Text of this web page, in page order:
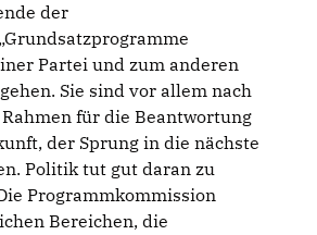
der
Partei und zum anderen
Sie sind vor allem nach
für die Beantwortung
der Sprung in die nächste
Politik tut gut daran zu
Programmkommission
Bereichen, die